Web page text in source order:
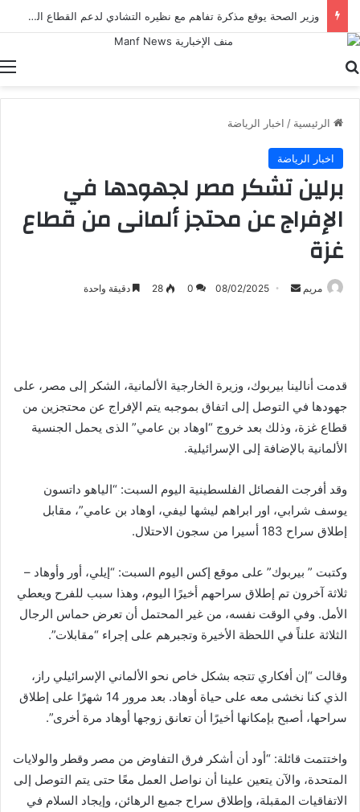
وزير الصحة يوقع مذكرة تفاهم مع نظيره التشادي لدعم القطاع الصحي في إطار أعمال الدورة الرابعة للجنة المصرية التشادية
الرئيسية / اخبار الرياضة
اخبار الرياضة
برلين تشكر مصر لجهودها في
الإفراج عن محتجز ألمانى من قطاع
غزة
مريم
أرسل 08/02/2025
0
28 دقيقة واحدة
قدمت أنالينا بيربوك، وزيرة الخارجية الألمانية، الشكر إلى مصر، على
جهودها في التوصل إلى اتفاق بموجبه يتم الإفراج عن محتجزين من
قطاع غزة، وذلك بعد خروج “اوهاد بن عامي” الذى يحمل الجنسية
الألمانية بالإضافة إلى الإسرائيلية.
وقد أفرجت الفصائل الفلسطينية اليوم السبت: “الياهو داتسون
يوسف شرابي، اور ابراهم ليشها ليفي، اوهاد بن عامي”، مقابل
إطلاق سراح 183 أسيرا من سجون الاحتلال.
وكتبت ” بيربوك” على موقع إكس اليوم السبت: “إيلي، أور وأوهاد –
ثلاثة آخرون تم إطلاق سراحهم أخيرًا اليوم، وهذا سبب للفرح ويعطي
الأمل. وفي الوقت نفسه، من غير المحتمل أن تعرض حماس الرجال
الثلاثة علناً في اللحظة الأخيرة وتجبرهم على إجراء “مقابلات”.
وقالت “إن أفكاري تتجه بشكل خاص نحو الألماني الإسرائيلي راز،
الذي كنا نخشى معه على حياة أوهاد. بعد مرور 14 شهرًا على إطلاق
سراحها، أصبح بإمكانها أخيرًا أن تعانق زوجها أوهاد مرة أخرى”.
واختتمت قائلة: “أود أن أشكر فرق التفاوض من مصر وقطر والولايات
المتحدة، والآن يتعين علينا أن نواصل العمل معًا حتى يتم التوصل إلى
الاتفاقيات المقبلة، وإطلاق سراح جميع الرهائن، وإيجاد السلام في